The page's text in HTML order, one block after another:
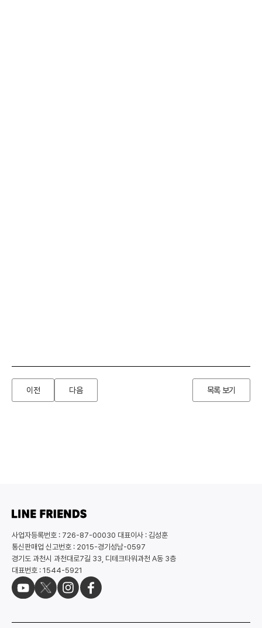
이전 다음 목록 보기
사업자등록번호 : 726-87-00030 대표이사 : 김성훈
통신판매업 신고번호 : 2015-경기성남-0597
경기도 과천시 과천대로7길 33, 디테크타워과천 A동 3층
대표번호 : 1544-5921